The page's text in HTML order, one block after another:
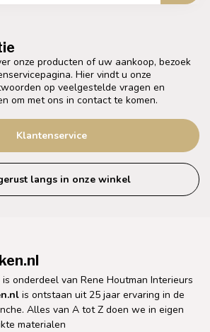
onze producten of uw aankoop, bezoek
Hier vindt u onze
op veelgestelde vragen en
om met ons in contact te komen.
Klantenservice
langs in onze winkel
is onderdeel van Rene Houtman Interieurs
is ontstaan uit 25 jaar ervaring in de
Alles van A tot Z doen we in eigen
materialen